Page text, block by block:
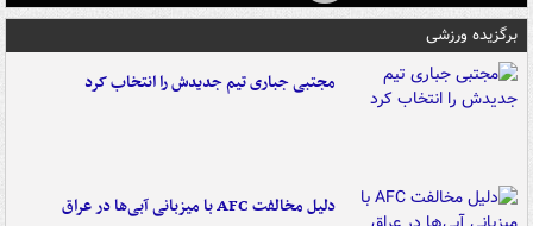
برگزیده ورزشی
مجتبی جباری تیم جدیدش را انتخاب کرد
دلیل مخالفت AFC با میزبانی آبی‌ها در عراق